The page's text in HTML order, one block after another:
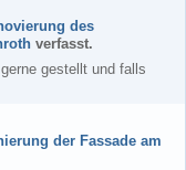
des
verfasst.
gestellt und falls
der Fassade am